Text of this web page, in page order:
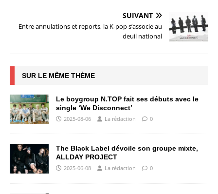
SUIVANT
Entre annulations et reports, la K-pop s’associe au
deuil national
SUR LE MÊME THÈME
Le boygroup N.TOP fait ses débuts avec le
single ‘We Disconnect’
2025-08-06 La rédaction 0
The Black Label dévoile son groupe mixte,
ALLDAY PROJECT
2025-06-08 La rédaction 0